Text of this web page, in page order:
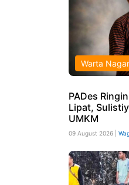
Warta
PADes
Lipat,
UMKM
09 August 2026 |